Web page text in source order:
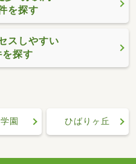
を探す
スしやすい
探す
園 ひばりヶ丘